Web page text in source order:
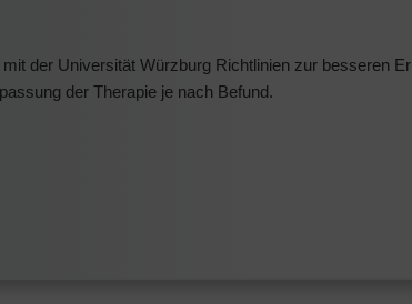
der Universität Würzburg Richtlinien zur besseren
der Therapie je nach Befund.